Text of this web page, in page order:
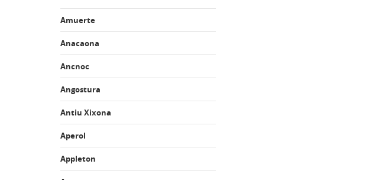
Amuerte
Anacaona
Ancnoc
Angostura
Antiu Xixona
Aperol
Appleton